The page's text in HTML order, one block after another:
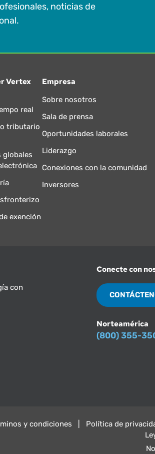
noticias de
Vertex
real
tributario
globales
exención
Empresa
Sobre nosotros
Sala de prensa
Oportunidades laborales
Liderazgo
Conexiones con la comunidad
Inversores
con
Conecte con
Norteamérica
(800) 355-
y condiciones Política de